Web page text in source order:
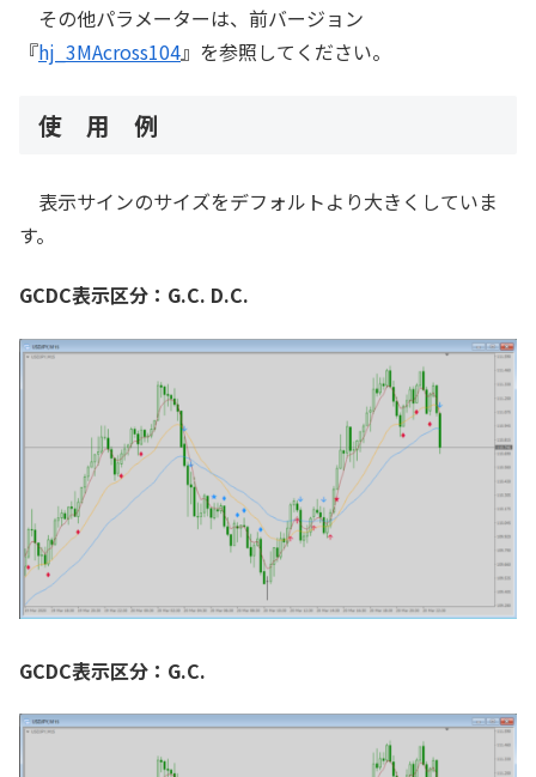
その他パラメーターは、前バージョン
『hj_3MAcross104』を参照してください。
使 用 例
表示サインのサイズをデフォルトより大きくしていま
す。
GCDC表示区分：G.C. D.C.
GCDC表示区分：G.C.